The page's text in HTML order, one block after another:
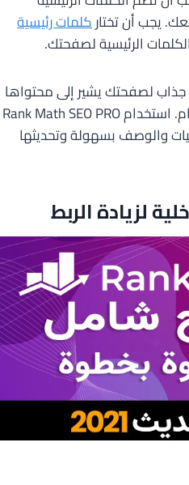
يجب أن تختاركلمات رئيسية
الرئيسية لصفحتك.
لصفحتك يشير إلى محتواها
وأهدافها بطريقة مثيرة للاهتمام. استخدام Rank Math SEO PRO
والوصف بسهولة وتحديثها
لزيادة الربط